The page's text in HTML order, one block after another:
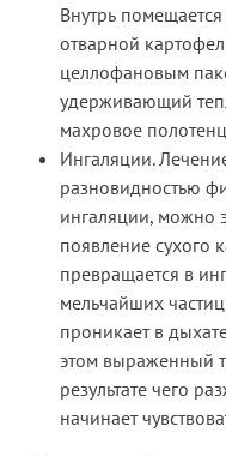
Внутрь
отварной
целлофановым
удерживающий
махровое
Ингаляции.
разновидностью
ингаляции, можно
появление сухого
превращается в
мельчайших
проникает в
этом выраженный
результате чего
начинает